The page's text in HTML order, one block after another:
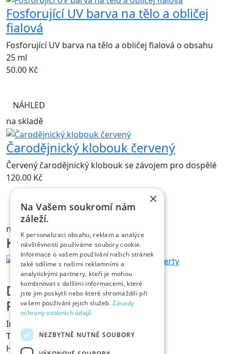
Fosforující UV barva na tělo a obličej
fialová
Fosforující UV barva na tělo a obličej fialová o obsahu
25 ml
50.00 Kč
NÁHLED
na skladě
Čarodějnický klobouk červený
Červený čarodějnický klobouk se závojem pro dospělé
120.00 Kč
NÁHLED
na skladě
Kontakt
Dárky s vtipem
Prodejna Fóry a žerty
Ing. Václav Pícha
Tylovo nábřeží 367
Hradec Králové
×
Na Vašem soukromí nám
záleží.
K personalizaci obsahu, reklam a analýze
návštěvnosti používáme soubory cookie.
Informace o vašem používání našich stránek
také sdílíme s našimi reklamními a
analytickými partnery, kteří je mohou
kombinovat s dalšími informacemi, které
jste jim poskytli nebo které shromáždili při
vašem používání jejich služeb.Zásady
ochrany osobních údajů
NEZBYTNĚ NUTNÉ SOUBORY